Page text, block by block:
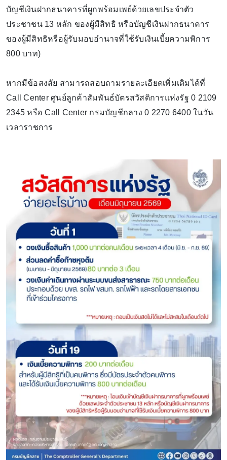
บัญชีเงินฝากธนาคารที่ผูกพร้อมเพย์ด้วยเลขประจำตัว
ประชาชน 13 หลัก ของผู้มีสิทธิ หรือบัญชีเงินฝากธนาคาร
ของผู้มีสิทธิหรือผู้รับมอบอำนาจที่ใช้รับเงินเบี้ยความพิการ
800 บาท)
หากมีข้อสงสัย สามารถสอบถามรายละเอียดเพิ่มเติมได้ที่
Call Center ศูนย์ลูกค้าสัมพันธ์บัตรสวัสดิการแห่งรัฐ 0 2109
2345 หรือ Call Center กรมบัญชีกลาง 0 2270 6400 ในวัน
เวลาราชการ